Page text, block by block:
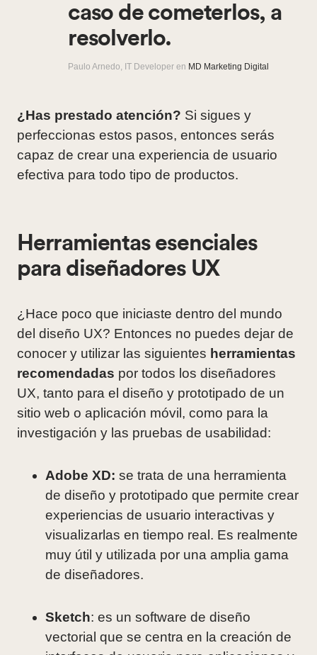
caso de cometerlos, a
resolverlo.
Paulo Arnedo, IT Developer en MD Marketing Digital
¿Has prestado atención? Si sigues y
perfeccionas estos pasos, entonces serás
capaz de crear una experiencia de usuario
efectiva para todo tipo de productos.
Herramientas esenciales
para diseñadores UX
¿Hace poco que iniciaste dentro del mundo
del diseño UX? Entonces no puedes dejar de
conocer y utilizar las siguientes herramientas
recomendadas por todos los diseñadores
UX, tanto para el diseño y prototipado de un
sitio web o aplicación móvil, como para la
investigación y las pruebas de usabilidad:
Adobe XD: se trata de una herramienta
de diseño y prototipado que permite crear
experiencias de usuario interactivas y
visualizarlas en tiempo real. Es realmente
muy útil y utilizada por una amplia gama
de diseñadores.
Sketch: es un software de diseño
vectorial que se centra en la creación de